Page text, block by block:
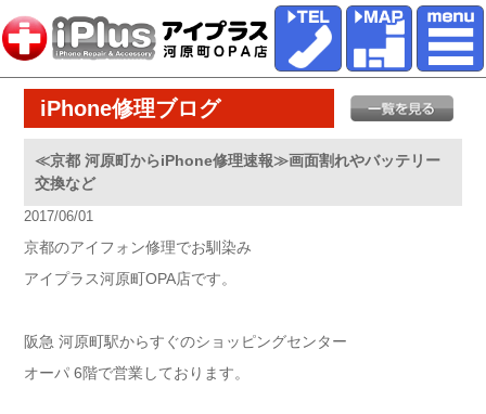
iPhone修理ブログ
≪京都 河原町からiPhone修理速報≫画面割れやバッテリー
交換など
2017/06/01
京都のアイフォン修理でお馴染み
アイプラス河原町OPA店です。
阪急 河原町駅からすぐのショッピングセンター
オーパ 6階で営業しております。